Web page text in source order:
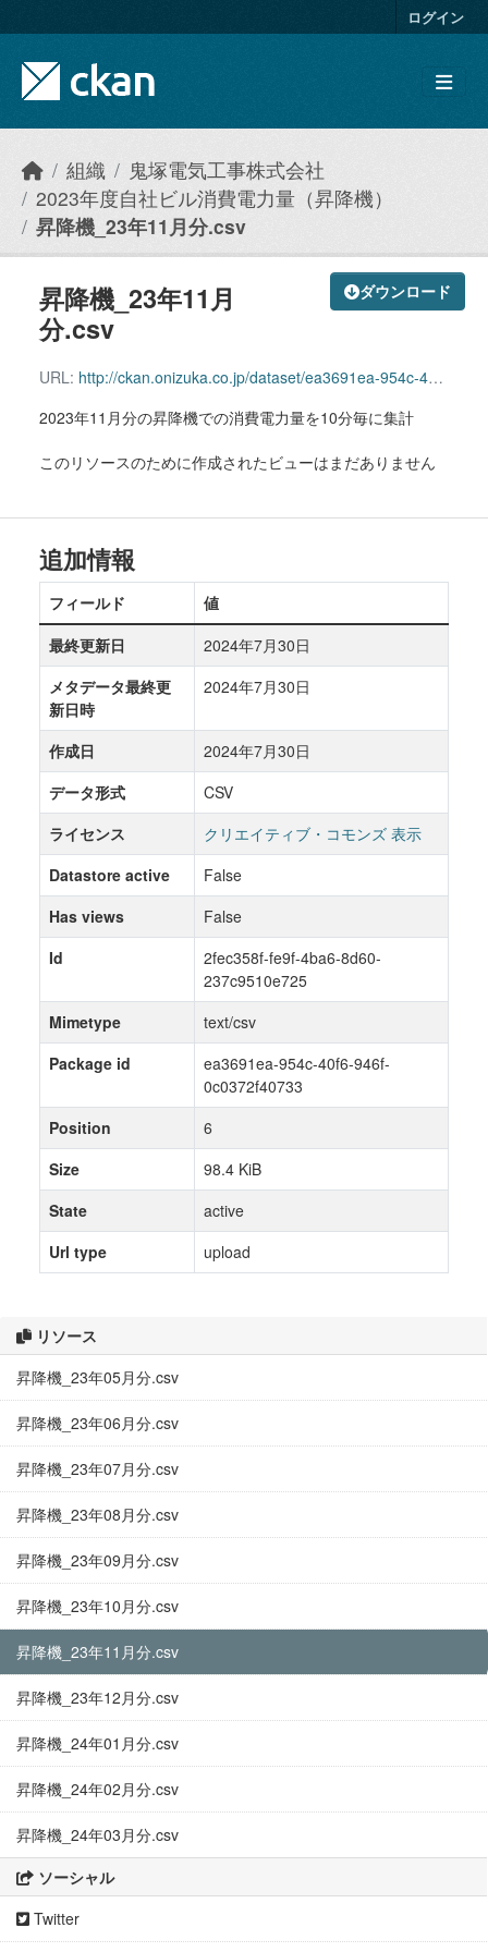
ログイン
組織
鬼塚電気工事株式会社
2023年度自社ビル消費電力量（昇降機）
昇降機_23年11月分.csv
ダウンロード
昇降機_23年11月
分.csv
URL: http://ckan.onizuka.co.jp/dataset/ea3691ea-954c-40f6-946f-0c0372f40733/resource/2fec358f-fe9f-4ba6-8d60-237c9510e725/download/elevator_2311.csv
2023年11月分の昇降機での消費電力量を10分毎に集計
このリソースのために作成されたビューはまだありません
リソース
昇降機_23年05月分.csv
昇降機_23年06月分.csv
昇降機_23年07月分.csv
昇降機_23年08月分.csv
昇降機_23年09月分.csv
昇降機_23年10月分.csv
昇降機_23年11月分.csv
昇降機_23年12月分.csv
昇降機_24年01月分.csv
昇降機_24年02月分.csv
昇降機_24年03月分.csv
ソーシャル
Twitter
追加情報
フィールド
値
最終更新日
2024年7月30日
メタデータ最終更
新日時
2024年7月30日
作成日
2024年7月30日
データ形式
CSV
ライセンス
クリエイティブ・コモンズ 表示
Datastore active
False
Has views
False
Id
2fec358f-fe9f-4ba6-8d60-
237c9510e725
Mimetype
text/csv
Package id
ea3691ea-954c-40f6-946f-
0c0372f40733
Position
6
Size
98.4 KiB
State
active
Url type
upload